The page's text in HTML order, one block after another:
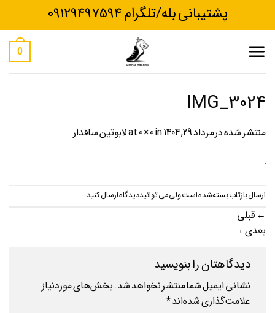
پشتیبانی بله/تلگرام 09129497594
0
IMG_3024
منتشر شده درمرداد 29, 1404 0 × 0in لابوتین ساقدار
ارسال بازتاب بسته شده است ولی می توانیددیدگاه ارسال کنید.
← قبلی
بعدی →
دیدگاهتان را بنویسید
نشانی ایمیل شما منتشر نخواهد شد.بخش‌های موردنیاز
علامت‌گذاری شده‌اند*